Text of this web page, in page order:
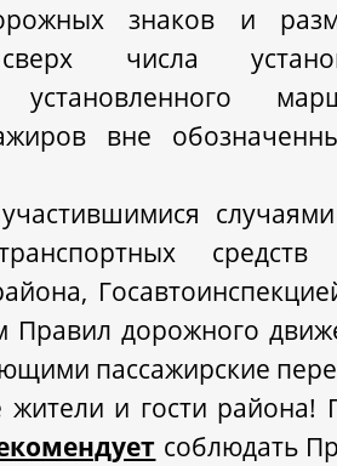
знаков и
числа
установленного
вне
Правил дорожного
пассажирские
и гости района!
соблюдать